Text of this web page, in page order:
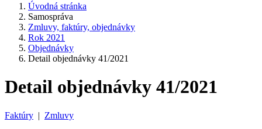
Úvodná stránka
Samospráva
Zmluvy, faktúry, objednávky
Rok 2021
Objednávky
Detail objednávky 41/2021
Detail objednávky 41/2021
Faktúry | Zmluvy